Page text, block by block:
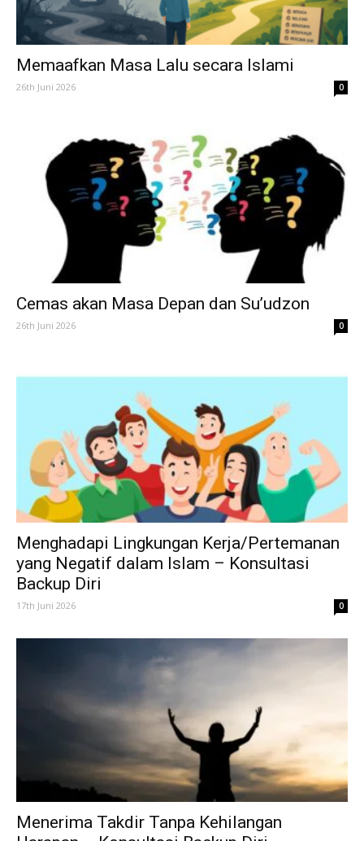
Memaafkan Masa Lalu secara Islami
26th Juni 2026 0
Cemas akan Masa Depan dan Su’udzon
26th Juni 2026 0
Menghadapi Lingkungan Kerja/Pertemanan
yang Negatif dalam Islam – Konsultasi
Backup Diri
17th Juni 2026 0
Menerima Takdir Tanpa Kehilangan